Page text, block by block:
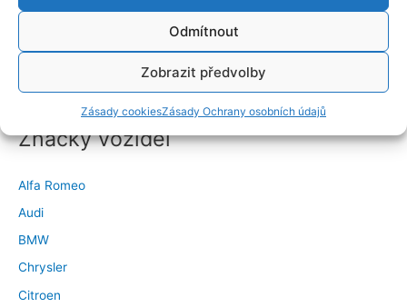
Odmítnout
Zobrazit předvolby
Zásady cookiesZásady Ochrany osobních údajů
←Předchozí Příspěvek Další Příspěvek→
Značky vozidel
Alfa Romeo
Audi
BMW
Chrysler
Citroen